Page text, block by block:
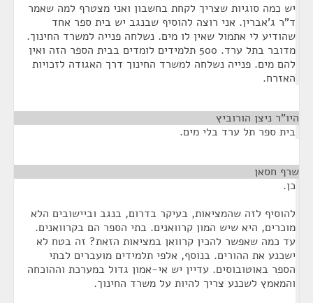
יש כמה סוגיות שצריך לקחת בחשבון ואני מצטרף למה שאמר
ד"ר ג'אברין. אני רוצה להוסיף שבנגב יש בית ספר אחד
שהודיע לי אתמול שאין לו מים. נשלחה פנייה למשרד החינוך.
מדובר בתל ערד. 500 תלמידים לומדים בבית הספר הזה ואין
להם מים. פנייה נשלחה למשרד החינוך דרך האגודה לזכויות
האזרח.
היו"ר ניצן הורוביץ
בית ספר תל ערד בלי מים.
שרף חסאן
כן.
להוסיף לזה שהמציאות, בעיקר בדרום, בנגב וביישובים הלא
מוכרים, היא שיש המון קרוואנים. בתי הספר הם בקרוואנים.
עד כמה שאפשר להכין קרוואן במציאות הזאת? זה בטח לא
ישכנע את ההורים. בנוסף, אלפי תלמידים מועברים לבתי
הספר באוטובוסים. עדיין יש אי-אמון גדול במערכת וההוכחה
והמאמץ לשכנע צריך להיות על משרד החינוך.